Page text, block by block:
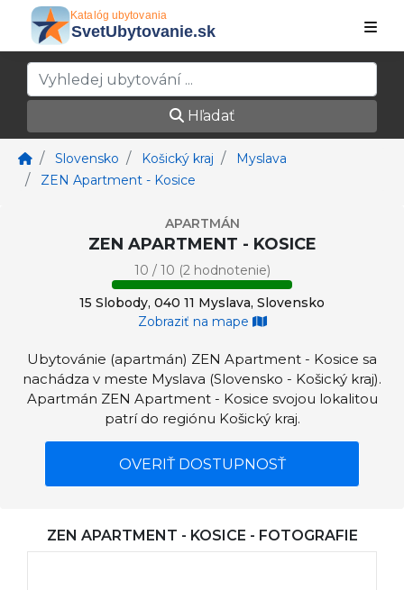
Hľadať
Slovensko Košický kraj
Myslava
ZEN Apartment - Kosice
APARTMÁN
ZEN APARTMENT - KOSICE
10 / 10 (2 hodnotenie)
15 Slobody, 040 11 Myslava, Slovensko
Zobraziť na mape
Ubytovánie (apartmán) ZEN Apartment - Kosice sa
nachádza v meste Myslava (Slovensko - Košický kraj).
Apartmán ZEN Apartment - Kosice svojou lokalitou
patrí do regiónu Košický kraj.
OVERIŤ DOSTUPNOSŤ
ZEN APARTMENT - KOSICE - FOTOGRAFIE